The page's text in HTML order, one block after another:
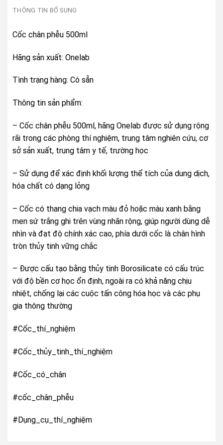
THÔNG TIN BỔ SUNG
Cốc chân phễu 500ml
Hãng sản xuất: Onelab
Tình trạng hàng: Có sẵn
Thông tin sản phẩm:
– Cốc chân phễu 500ml, hãng Onelab được sử dụng rộng
rãi trong các phòng thí nghiệm, trung tâm nghiên cứu, cơ
sở sản xuất, trung tâm y tế, trường học
– Sử dụng để xác định khối lượng thể tích của dung dịch,
hóa chất có dạng lỏng
– Cốc có thang chia vạch màu đỏ hoặc màu xanh bằng
men sứ trắng ghi trên vùng nhãn rộng, giúp người dùng dễ
nhìn và đạt độ chính xác cao, phía dưới cốc là chân hình
tròn thủy tinh vững chắc
– Được cấu tạo bằng thủy tinh Borosilicate có cấu trúc
với độ bền cơ học ổn định, ngoài ra có khả năng chịu
nhiệt, chống lại các cuộc tấn công hóa học và các phụ
gia thông thường
#Cốc_thí_nghiệm
#Cốc_thủy_tinh_thí_nghiệm
#Cốc_có_chân
#cốc_chân_phễu
#Dụng_cụ_thí_nghiệm